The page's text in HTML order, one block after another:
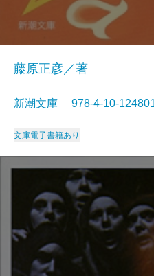
藤原正彦／著
新潮文庫 978-4-10-
文庫電子書籍あり